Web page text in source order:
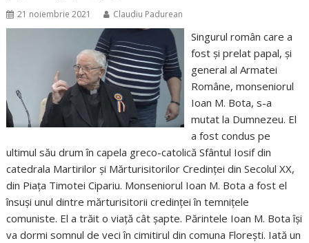
21 noiembrie 2021 Claudiu Padurean
Singurul român care a
fost și prelat papal, și
general al Armatei
Române, monseniorul
Ioan M. Bota, s-a
mutat la Dumnezeu. El
a fost condus pe
ultimul său drum în capela greco-catolică Sfântul Iosif din
catedrala Martirilor și Mărturisitorilor Credinței din Secolul XX,
din Piața Timotei Cipariu. Monseniorul Ioan M. Bota a fost el
însuși unul dintre mărturisitorii credinței în temnițele
comuniste. El a trăit o viață cât șapte. Părintele Ioan M. Bota își
va dormi somnul de veci în cimitirul din comuna Florești. Iată un